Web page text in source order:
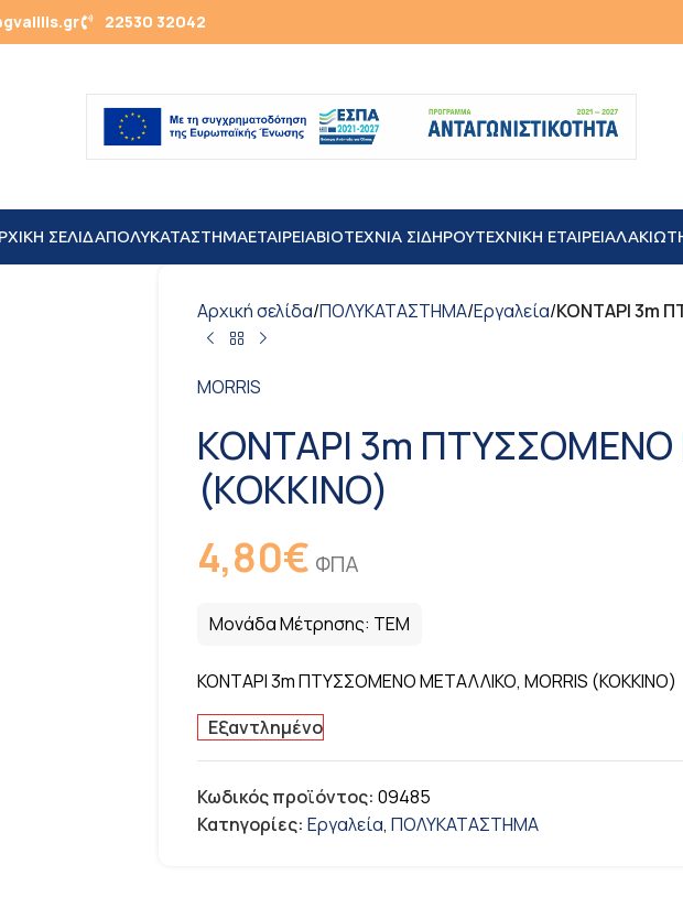
22530 32042
ΣΕΛΙΔΑΠΟΛΥΚΑΤΑΣΤΗΜΑΕΤΑΙΡΕΙΑΒΙΟΤΕΧΝΙΑ ΣΙΔΗΡΟΥTEXNIKH ΕΤΑΙΡΕΙΑ
Αρχική σελίδα/ΠΟΛΥΚΑΤΑΣΤΗΜΑ/Εργαλεία/ΚΟΝΤΑΡΙ 3m
MORRIS
ΚΟΝΤΑΡΙ 3m ΠΤΥΣΣΟΜΕΝΟ
(ΚΟΚΚΙΝΟ)
4,80€ ΦΠΑ
Μονάδα Μέτρησης: ΤΕΜ
ΚΟΝΤΑΡΙ 3m ΠΤΥΣΣΟΜΕΝΟ ΜΕΤΑΛΛΙΚΟ, MORRIS (ΚΟΚΚΙΝΟ)
Εξαντλημένο
Κωδικός προϊόντος: 09485
Κατηγορίες: Εργαλεία, ΠΟΛΥΚΑΤΑΣΤΗΜΑ